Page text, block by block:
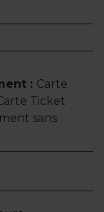
: Carte
Ticket
sans